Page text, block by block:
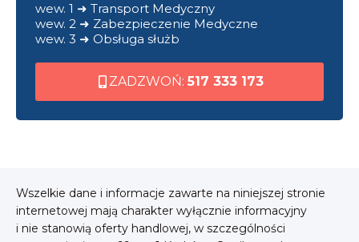
wew. 1 ➜ Transport Medyczny
wew. 2 ➜ Zabezpieczenie Medyczne
wew. 3 ➜ Obsługa służb
ZADZWOŃ: 517 333 173
Wszelkie dane i informacje zawarte na niniejszej stronie
internetowej mają charakter wyłącznie informacyjny
i nie stanowią oferty handlowej, w szczególności